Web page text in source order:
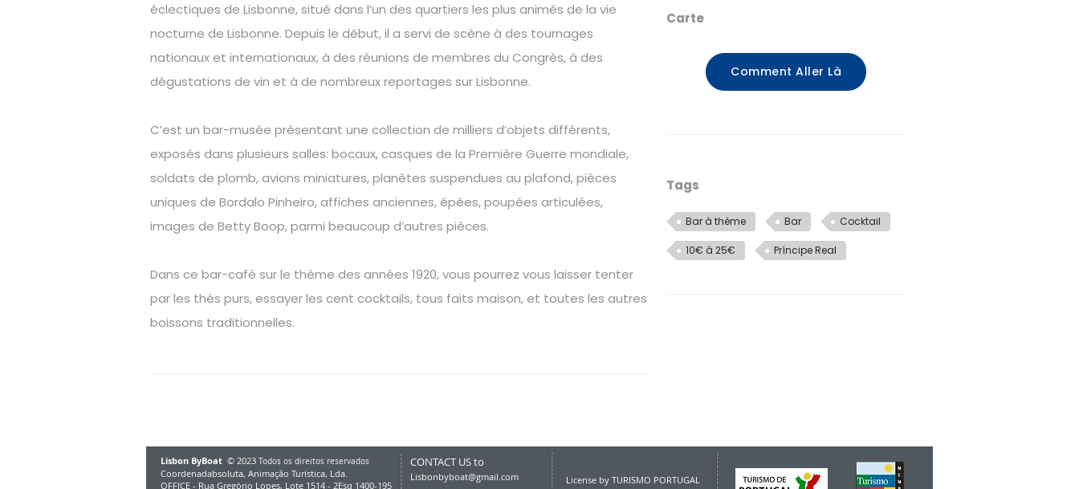
éclectiques de Lisbonne, situé dans l’un des quartiers les plus animés de la vie
nocturne de Lisbonne. Depuis le début, il a servi de scène à des tournages
nationaux et internationaux, à des réunions de membres du Congrès, à des
dégustations de vin et à de nombreux reportages sur Lisbonne.
C’est un bar-musée présentant une collection de milliers d’objets différents,
exposés dans plusieurs salles: bocaux, casques de la Première Guerre mondiale,
soldats de plomb, avions miniatures, planètes suspendues au plafond, pièces
uniques de Bordalo Pinheiro, affiches anciennes, épées, poupées articulées,
images de Betty Boop, parmi beaucoup d’autres pièces.
Dans ce bar-café sur le thème des années 1920, vous pourrez vous laisser tenter
par les thés purs, essayer les cent cocktails, tous faits maison, et toutes les autres
boissons traditionnelles.
Carte
Comment Aller Là
Tags
Bar à thème Bar Cocktail
10€ à 25€ Príncipe Real
Lisbon ByBoat © 2023 Todos os direitos reservados
Coordenadabsoluta, Animação Turística, Lda.
OFFICE - Rua Gregório Lopes, Lote 1514 - 2Esq 1400-195
CONTACT US to
Lisbonbyboat@gmail.com
License by TURISMO PORTUGAL